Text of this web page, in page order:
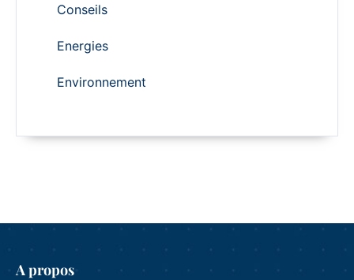
Conseils
Energies
Environnement
A propos